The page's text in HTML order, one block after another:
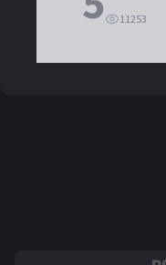
11253